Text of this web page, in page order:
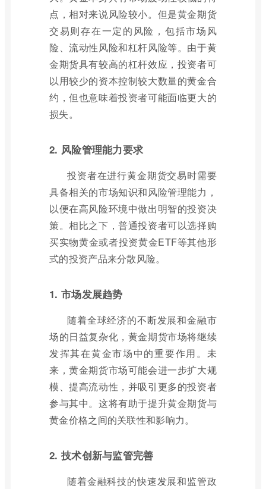
点，相对来说风险较小。但是黄金期货
交易则存在一定的风险，包括市场风
险、流动性风险和杠杆风险等。由于黄
金期货具有较高的杠杆效应，投资者可
以用较少的资本控制较大数量的黄金合
约，但也意味着投资者可能面临更大的
损失。
2. 风险管理能力要求
投资者在进行黄金期货交易时需要
具备相关的市场知识和风险管理能力，
以便在高风险环境中做出明智的投资决
策。相比之下，普通投资者可以选择购
买实物黄金或者投资黄金ETF等其他形
式的投资产品来分散风险。
1. 市场发展趋势
随着全球经济的不断发展和金融市
场的日益复杂化，黄金期货市场将继续
发挥其在黄金市场中的重要作用。未
来，黄金期货市场可能会进一步扩大规
模、提高流动性，并吸引更多的投资者
参与其中。这将有助于提升黄金期货与
黄金价格之间的关联性和影响力。
2. 技术创新与监管完善
随着金融科技的快速发展和监管政